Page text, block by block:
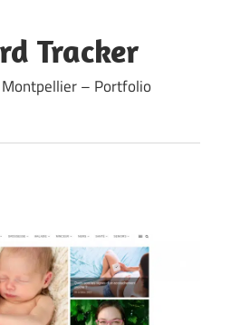
Tracker
Montpellier – Portfolio